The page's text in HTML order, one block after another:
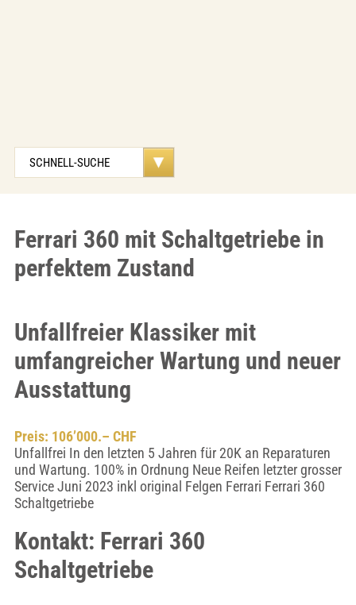
Ferrari 360 mit Schaltgetriebe in
perfektem Zustand
Unfallfreier Klassiker mit
umfangreicher Wartung und neuer
Ausstattung
Preis: 106’000.– CHF
Unfallfrei In den letzten 5 Jahren für 20K an Reparaturen
und Wartung. 100% in Ordnung Neue Reifen letzter grosser
Service Juni 2023 inkl original Felgen Ferrari Ferrari 360
Schaltgetriebe
Kontakt: Ferrari 360
Schaltgetriebe